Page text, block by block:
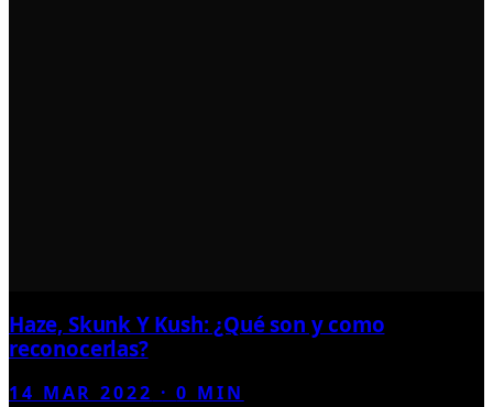
Haze, Skunk Y Kush: ¿Qué son y como
reconocerlas?
14 MAR 2022 ·0 MIN